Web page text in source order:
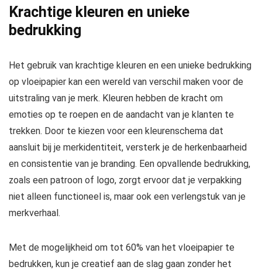
Krachtige kleuren en unieke
bedrukking
Het gebruik van krachtige kleuren en een unieke bedrukking
op vloeipapier kan een wereld van verschil maken voor de
uitstraling van je merk. Kleuren hebben de kracht om
emoties op te roepen en de aandacht van je klanten te
trekken. Door te kiezen voor een kleurenschema dat
aansluit bij je merkidentiteit, versterk je de herkenbaarheid
en consistentie van je branding. Een opvallende bedrukking,
zoals een patroon of logo, zorgt ervoor dat je verpakking
niet alleen functioneel is, maar ook een verlengstuk van je
merkverhaal.
Met de mogelijkheid om tot 60% van het vloeipapier te
bedrukken, kun je creatief aan de slag gaan zonder het